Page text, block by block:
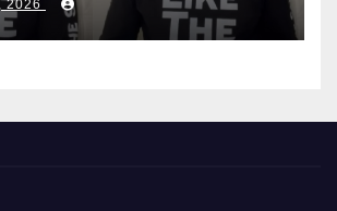
en su contra es
EEUU
2026